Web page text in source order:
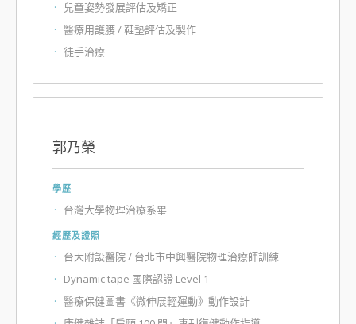
兒童姿勢發展評估及矯正
醫療用護腰 / 鞋墊評估及製作
徒手治療
郭乃榮
學歷
台灣大學物理治療系畢
經歷及證照
台大附設醫院 / 台北市中興醫院物理治療師訓練
Dynamic tape 國際認證 Level 1
醫療保健圖書《微伸展輕運動》動作設計